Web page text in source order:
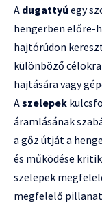
A dugattyú egy
hengerben előre-
hajtórúdon
különböző
hajtására vagy
Aszelepek
áramlásának
a gőz útját a
és működése
szelepek
megfelelő